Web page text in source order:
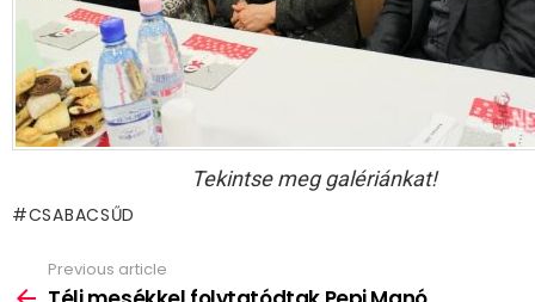
Tekintse meg galériánkat!
CSABACSŰD
more
Previous article